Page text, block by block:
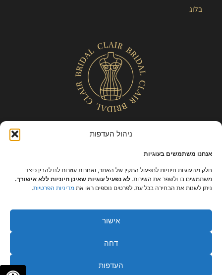
ניהול העדפות
אנחנו משתמשים בעוגיות
חלק מהעוגיות חיוניות לתפעול התקין של האתר, ואחרות עוזרות לנו להבין כיצד
משתמשים בו ולשפר את השירות. לא נפעיל עוגיות שאינן חיוניות ללא אישורך.
ניתן לשנות את הבחירה בכל עת. לפרטים נוספים ראו את מדיניות הפרטיות.
אישור
דחה
העדפות
בלוג
תקנון ומידניות